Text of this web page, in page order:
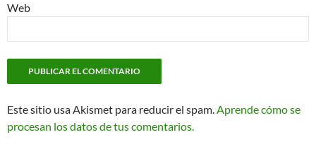
Web
Este sitio usa Akismet para reducir el spam.Aprende cómo se
procesan los datos de tus comentarios.